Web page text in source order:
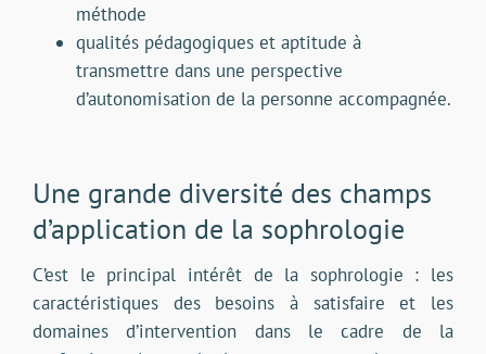
méthode
qualités pédagogiques et aptitude à
transmettre dans une perspective
d’autonomisation de la personne accompagnée.
Une grande diversité des champs
d’application de la sophrologie
C’est le principal intérêt de la sophrologie : les
caractéristiques des besoins à satisfaire et les
domaines d’intervention dans le cadre de la